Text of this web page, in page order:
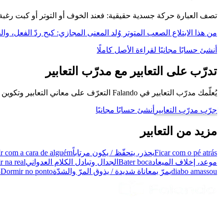
تصف العبارة حركة جسدية حقيقية: فعند الخوف أو التوتر أو كبت
من هذا الابتلاع الصعب المتوتر وُلد المعنى المجازي: كبح ردّ الفعل،
أنشئ حسابًا مجانيًا لقراءة الأصل كاملًا
تدرّب على التعابير مع مدرّب التعابير
يُعلّمك مدرّب التعابير في Falando التعرّف على معاني التعابير وتكوين جُمل باستخدامها، كي تتحدّث كبرازيلي.
جرّب مدرّب التعابير أنشئ حسابًا مجانيًا
مزيد من التعابير
Ficar com o pé atrásيحذر، يتحفّظ / يكون مرتاباًcom a cara de alguém
موعد، إخلاف الميعادBater boca الجدال وتبادل الكلام العدوانيna real
diabo amassouيمرّ بمعاناة شديدة / يذوق المرّ والشدّةDormir no ponto